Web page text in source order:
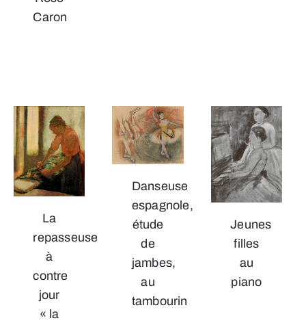
Caron
La
repasseuse
à
contre
jour
« la
Danseuse
espagnole,
étude
de
jambes,
au
tambourin
Jeunes
filles
au
piano